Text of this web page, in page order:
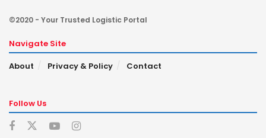
©2020 - Your Trusted Logistic Portal
Navigate Site
About
Privacy & Policy Contact
Follow Us